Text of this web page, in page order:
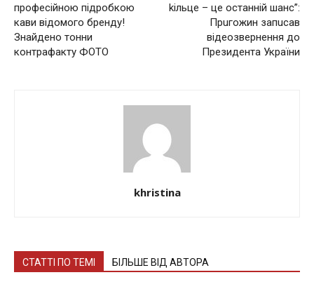
професійною підробкою
кави відомого бренду!
Знайдено тонни
контрафакту ФОТО
kільце – це останній шанс”:
Прuгожин запuсав
відeозвeрнeння до
Президента України
khristina
СТАТТІ ПО ТЕМІ БІЛЬШЕ ВІД АВТОРА